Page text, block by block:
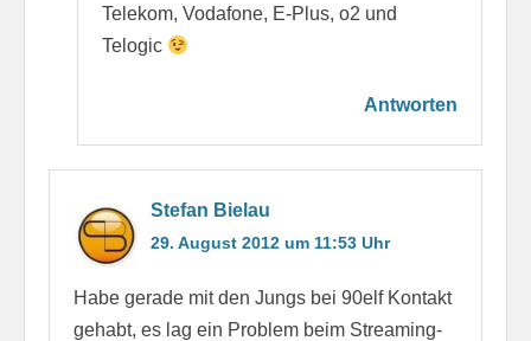
Telekom, Vodafone, E-Plus, o2 und
Telogic
Antworten
Stefan Bielau
29. August 2012 um 11:53 Uhr
Habe gerade mit den Jungs bei 90elf Kontakt
gehabt, es lag ein Problem beim Streaming-